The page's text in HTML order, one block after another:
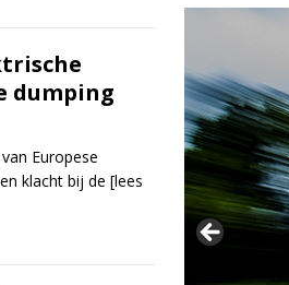
dumping
Europese
klacht bij de [lees